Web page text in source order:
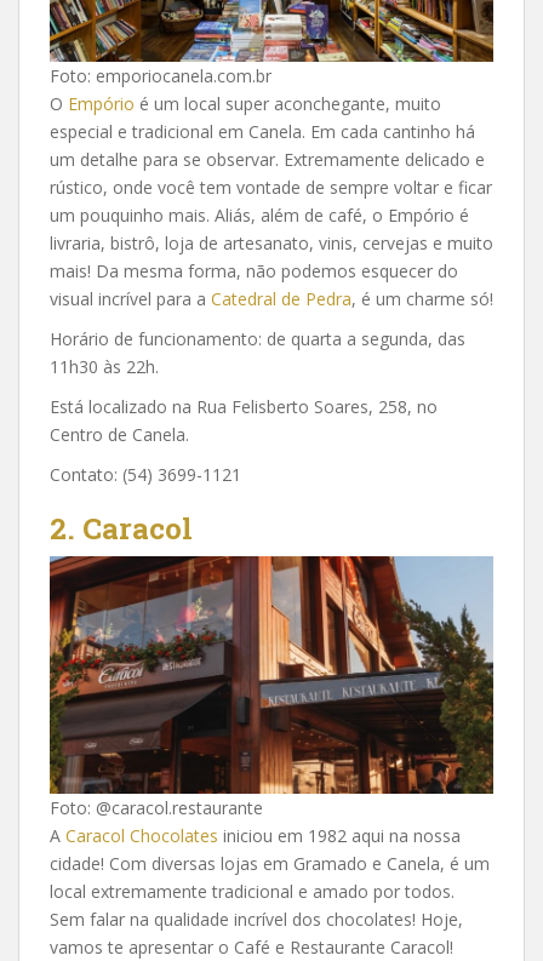
Foto: emporiocanela.com.br
O Empório é um local super aconchegante, muito
especial e tradicional em Canela. Em cada cantinho há
um detalhe para se observar. Extremamente delicado e
rústico, onde você tem vontade de sempre voltar e ficar
um pouquinho mais. Aliás, além de café, o Empório é
livraria, bistrô, loja de artesanato, vinis, cervejas e muito
mais! Da mesma forma, não podemos esquecer do
visual incrível para a Catedral de Pedra, é um charme só!
Horário de funcionamento: de quarta a segunda, das
11h30 às 22h.
Está localizado na Rua Felisberto Soares, 258, no
Centro de Canela.
Contato: (54) 3699-1121
2. Caracol
Foto: @caracol.restaurante
A Caracol Chocolates iniciou em 1982 aqui na nossa
cidade! Com diversas lojas em Gramado e Canela, é um
local extremamente tradicional e amado por todos.
Sem falar na qualidade incrível dos chocolates! Hoje,
vamos te apresentar o Café e Restaurante Caracol!